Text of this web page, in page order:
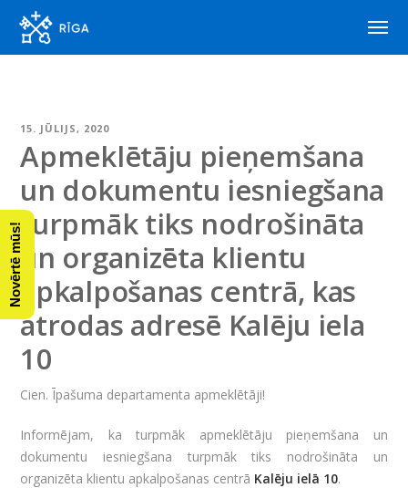
15. JŪLIJS, 2020
Apmeklētāju pieņemšana
un dokumentu iesniegšana
turpmāk tiks nodrošināta
un organizēta klientu
apkalpošanas centrā, kas
atrodas adresē Kalēju iela
10
Cien. Īpašuma departamenta apmeklētāji!
Informējam, ka turpmāk apmeklētāju pieņemšana un
dokumentu iesniegšana turpmāk tiks nodrošināta un
organizēta klientu apkalpošanas centrā Kalēju ielā 10.
Novērtē mūs!